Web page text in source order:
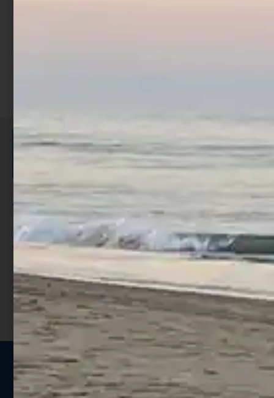
ISCRIVITI E RICEVI 3,50€ DI
SCONTO >
Per ogni acquisto accumuli ulteriori
punti;
Utilizza i punti per ricevere uno
sconto;
I punti sono indicati nella pagina
prodotto;
Seguici sui social